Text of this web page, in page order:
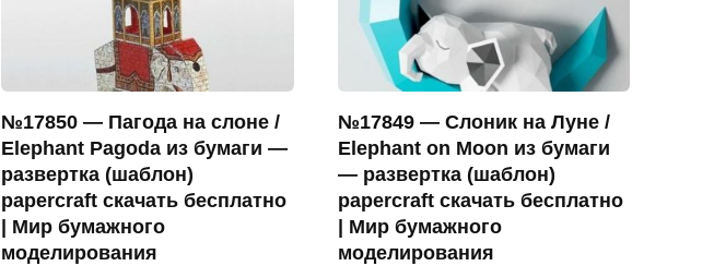
№17850 — Пагода на слоне /
Elephant Pagoda из бумаги —
развертка (шаблон)
papercraft скачать бесплатно
| Мир бумажного
моделирования
№17849 — Слоник на Луне /
Elephant on Moon из бумаги
— развертка (шаблон)
papercraft скачать бесплатно
| Мир бумажного
моделирования